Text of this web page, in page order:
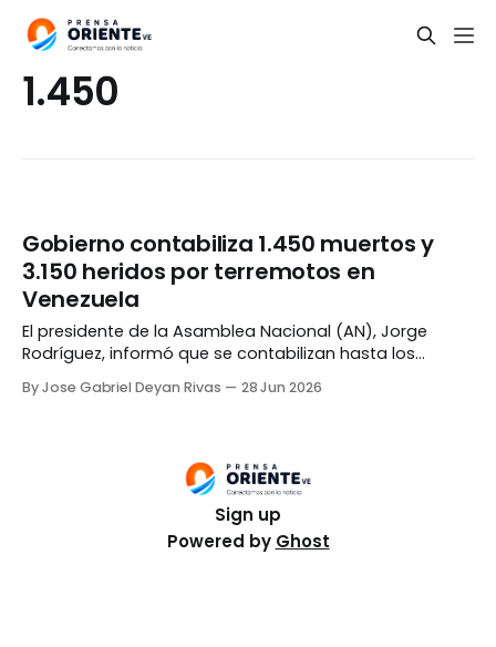
1.450
Gobierno contabiliza 1.450 muertos y
3.150 heridos por terremotos en
Venezuela
El presidente de la Asamblea Nacional (AN), Jorge
Rodríguez, informó que se contabilizan hasta los
terremotos registrados en Venezuela el pasado
By Jose Gabriel Deyan Rivas 28 Jun 2026
Sign up
Powered by Ghost